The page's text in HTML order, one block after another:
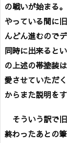
の戦いが始まる
やっている間に
んどん進むので
同時に出来ると
の上述の帯塗装
愛させていただ
からまた説明を
そういう訳で
終わったあとの